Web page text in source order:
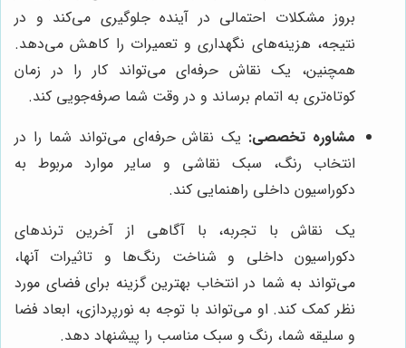
بروز مشکلات احتمالی در آینده جلوگیری می‌کند و در
نتیجه، هزینه‌های نگهداری و تعمیرات را کاهش می‌دهد.
همچنین، یک نقاش حرفه‌ای می‌تواند کار را در زمان
کوتاه‌تری به اتمام برساند و در وقت شما صرفه‌جویی کند.
مشاوره تخصصی: یک نقاش حرفه‌ای می‌تواند شما را در
انتخاب رنگ، سبک نقاشی و سایر موارد مربوط به
دکوراسیون داخلی راهنمایی کند.
یک نقاش با تجربه، با آگاهی از آخرین ترندهای
دکوراسیون داخلی و شناخت رنگ‌ها و تاثیرات آنها،
می‌تواند به شما در انتخاب بهترین گزینه برای فضای مورد
نظر کمک کند. او می‌تواند با توجه به نورپردازی، ابعاد فضا
و سلیقه شما، رنگ و سبک مناسب را پیشنهاد دهد.